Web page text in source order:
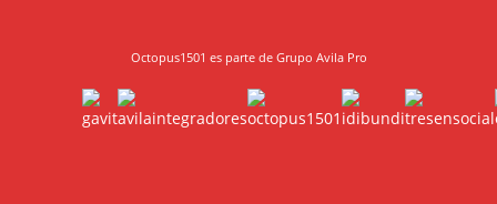
Octopus1501 es parte de Grupo Avila Pro